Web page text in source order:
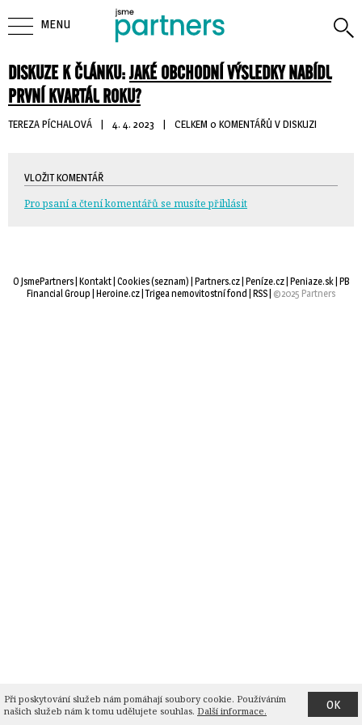
DISKUZE K ČLÁNKU:JAKÉ OBCHODNÍ VÝSLEDKY NABÍDL
PRVNÍ KVARTÁL ROKU?
TEREZA PÍCHALOVÁ | 4. 4. 2023 | CELKEM 0 KOMENTÁŘŮ V DISKUZI
VLOŽIT KOMENTÁŘ
Pro psaní a čtení komentářů se musíte přihlásit
MENU
O JsmePartners| Kontakt| Cookies(seznam) | Partners.cz| Peníze.cz| Peniaze.sk| PB
Financial Group | Heroine.cz| Trigea nemovitostní fond | RSS| ©2025 Partners
Při poskytování služeb nám pomáhají soubory cookie. Používáním
našich služeb nám k tomu udělujete souhlas. Další informace. OK